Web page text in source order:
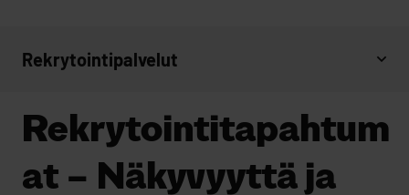
Avaa sivujen valikko
Rekrytointipalvelut
Rekrytointitapahtum
at – Näkyvyyttä ja